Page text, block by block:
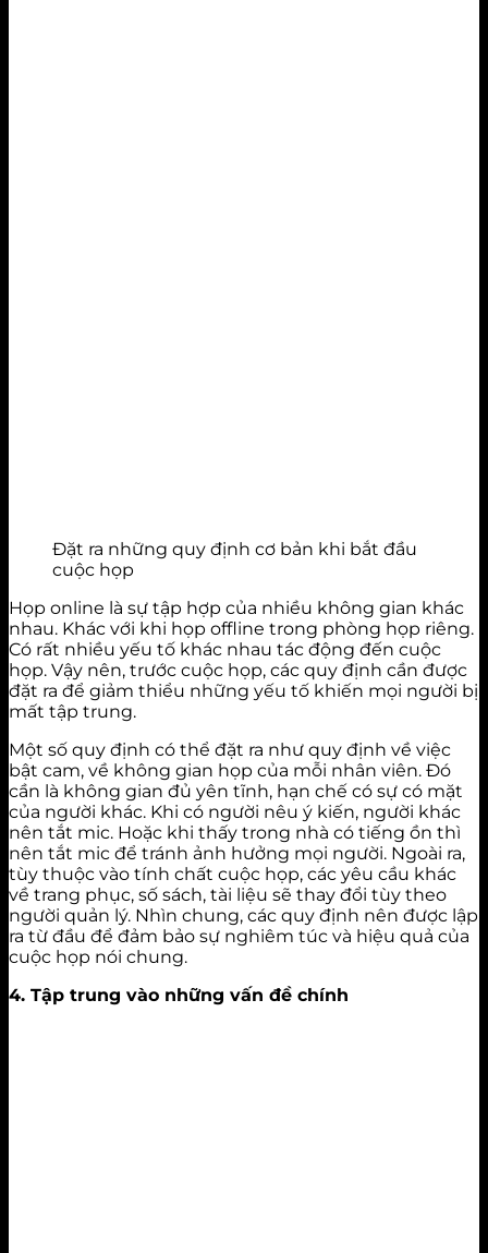
Đặt ra những quy định cơ bản khi bắt đầu
cuộc họp
Họp online là sự tập hợp của nhiều không gian khác
nhau. Khác với khi họp offline trong phòng họp riêng.
Có rất nhiều yếu tố khác nhau tác động đến cuộc
họp. Vậy nên, trước cuộc họp, các quy định cần được
đặt ra để giảm thiểu những yếu tố khiến mọi người bị
mất tập trung.
Một số quy định có thể đặt ra như quy định về việc
bật cam, về không gian họp của mỗi nhân viên. Đó
cần là không gian đủ yên tĩnh, hạn chế có sự có mặt
của người khác. Khi có người nêu ý kiến, người khác
nên tắt mic. Hoặc khi thấy trong nhà có tiếng ồn thì
nên tắt mic để tránh ảnh hưởng mọi người. Ngoài ra,
tùy thuộc vào tính chất cuộc họp, các yêu cầu khác
về trang phục, số sách, tài liệu sẽ thay đổi tùy theo
người quản lý. Nhìn chung, các quy định nên được lập
ra từ đầu để đảm bảo sự nghiêm túc và hiệu quả của
cuộc họp nói chung.
4. Tập trung vào những vấn đề chính